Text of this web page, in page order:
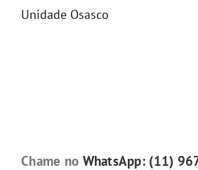
Unidade Osasco
Chame no WhatsApp: (11)